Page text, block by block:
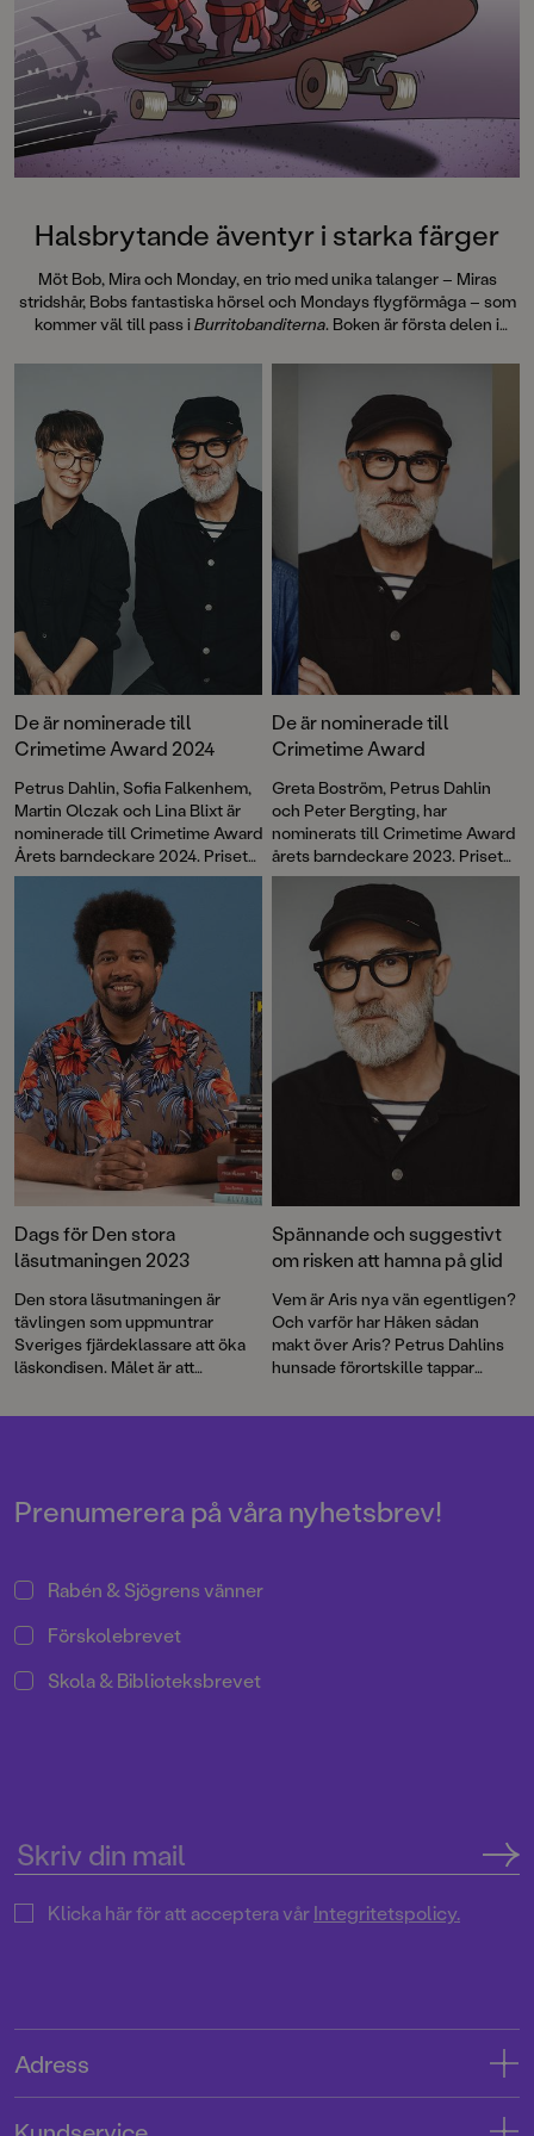
Halsbrytande äventyr i starka färger
Möt Bob, Mira och Monday, en trio med unika talanger – Miras
stridshår, Bobs fantastiska hörsel och Mondays flygförmåga – som
kommer väl till pass iBurritobanditerna. Boken är första delen i
Dahlin och Mattias Andersson.
De är nominerade till
Crimetime Award 2024
Petrus Dahlin, Sofia Falkenhem,
Martin Olczak och Lina Blixt är
nominerade till Crimetime Award
Årets barndeckare 2024. Priset
delas ut till en
barnboksförfattare som skriver
deckare eller spänning för barn
6–12 år. Nu kan du vara med och
De är nominerade till
Crimetime Award
Greta Boström, Petrus Dahlin
och Peter Bergting, har
nominerats till Crimetime Award
årets barndeckare 2023. Priset
delas ut till en
barnboksförfattare som skriver
deckare eller spänning för barn
6–12 år. Nu kan du vara med och
rösta!
Dags för Den stora
läsutmaningen 2023
Den stora läsutmaningen är
tävlingen som uppmuntrar
Sveriges fjärdeklassare att öka
läskondisen. Målet är att
förra året när 30 000 tioåringar
på spel och det bjuds på ett
peppande program hela
läsutmaningen 2023!
Spännande och suggestivt
om risken att hamna på glid
Vem är Aris nya vän egentligen?
Och varför har Håken sådan
makt över Aris? Petrus Dahlins
hunsade förortskille tappar
många lager, suggestivt
Prenumerera på våra nyhetsbrev!
Rabén & Sjögrens vänner
Förskolebrevet
Skola & Biblioteksbrevet
Klicka här för att acceptera vårIntegritetspolicy.
Adress